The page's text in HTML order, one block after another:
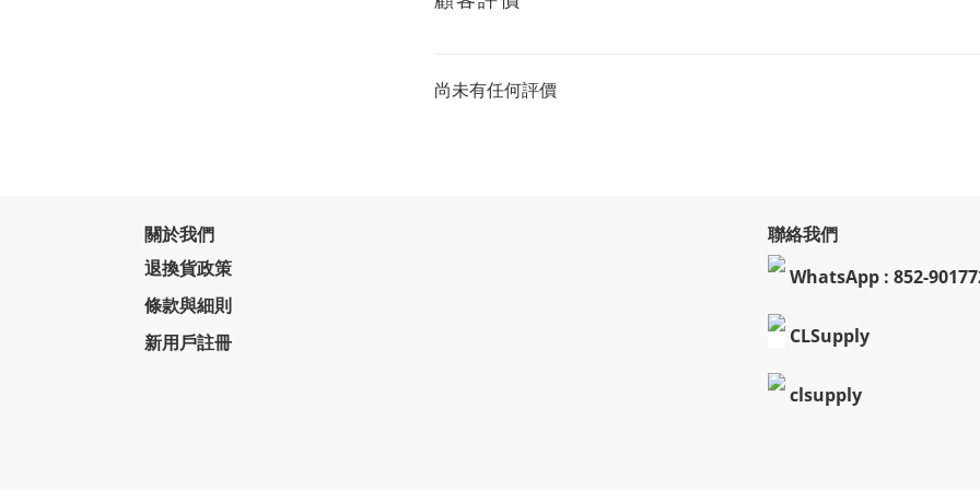
尚未有任何評價
關於我們
退換貨政策
條款與細則
新用戶註冊
聯絡我們
WhatsApp : 852-
CLSupply
clsupply